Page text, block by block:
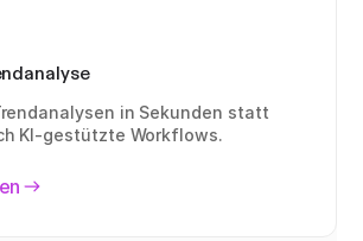
in Sekunden statt
KI-gestützte Workflows.